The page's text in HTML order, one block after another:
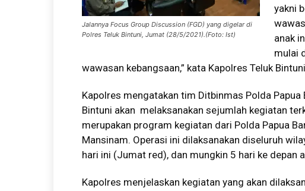
Jalannya Focus Group Discussion (FGD) yang digelar di
Polres Teluk Bintuni, Jumat (28/5/2021).(Foto: Ist)
yakni
anak
mulai
wawasan kebangsaan,” kata Kapolres Teluk
Kapolres mengatakan tim Ditbinmas Polda
Bintuni akan melaksanakan sejumlah kegiatan
merupakan program kegiatan dari Polda Papua
Mansinam. Operasi ini dilaksanakan diseluruh
hari ini (Jumat red), dan mungkin 5 hari ke depan
Kapolres menjelaskan kegiatan yang akan